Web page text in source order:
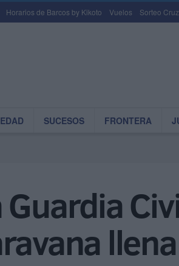
Horarios de Barcos by Kikoto Vuelos Sorteo
SUCESOS FRONTERA
Guardia